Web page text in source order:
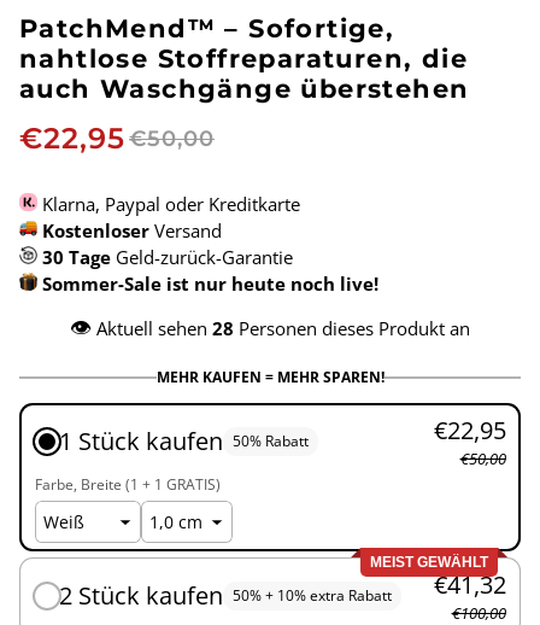
PatchMend™ – Sofortige,
nahtlose Stoffreparaturen, die
auch Waschgänge überstehen
€22,95€50,00
Klarna, Paypal oder Kreditkarte
Kostenloser Versand
30 Tage Geld-zurück-Garantie
Sommer-Sale ist nur heute noch live!
👁️ Aktuell sehen 28 Personen dieses Produkt an
MEHR KAUFEN = MEHR SPAREN!
1 Stück kaufen 50% Rabatt €22,95
€50,00
Farbe Breite (1 + 1 GRATIS)
MEIST GEWÄHLT
2 Stück kaufen 50% + 10% extra Rabatt €41,32
€100,00